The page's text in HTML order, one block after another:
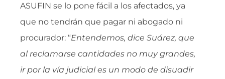
ASUFIN se lo pone fácil a los afectados, ya
que no tendrán que pagar ni abogado ni
procurador: “Entendemos, dice Suárez, que
al reclamarse cantidades no muy grandes,
ir por la vía judicial es un modo de disuadir